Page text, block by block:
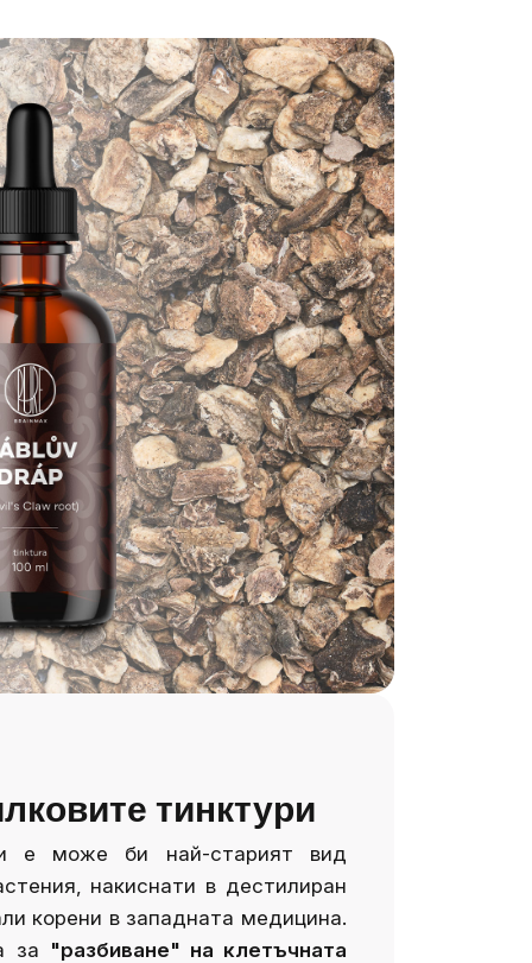
тинктури
е може би най-старият вид
накиснати в дестилиран
корени в западната медицина.
за "разбиване" на клетъчната